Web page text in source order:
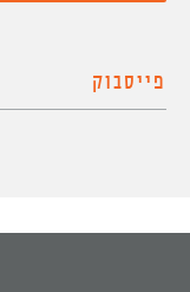
פייסבוק